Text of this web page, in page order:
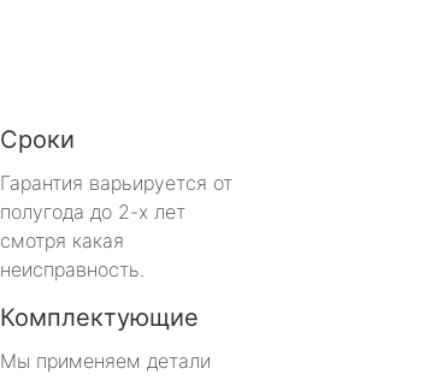
Сроки
Гарантия варьируется от
полугода до 2-х лет
смотря какая
неисправность.
Комплектующие
Мы применяем детали